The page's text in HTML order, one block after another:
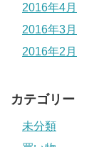
2016年4月
2016年3月
2016年2月
カテゴリー
未分類